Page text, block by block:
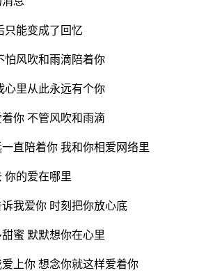
只能变成了回忆
怕风吹和雨滴陪着你
心里从此永远有个你
你 不管风吹和雨滴
直陪着你 我和你相爱网络里
你的爱在哪里
我爱你 时刻把你放心底
蜜 默默想你在心里
上你 想念你就这样爱着你